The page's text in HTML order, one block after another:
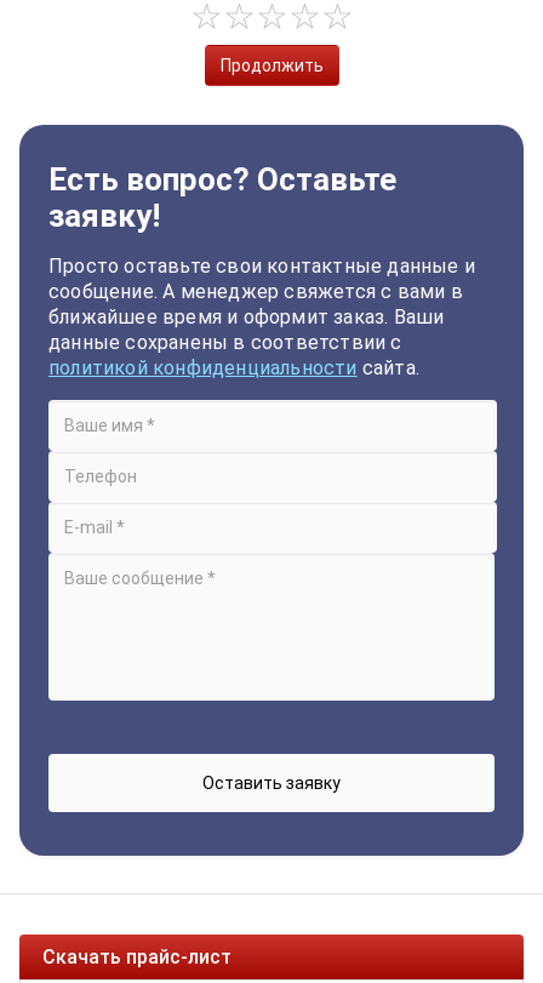
Продолжить
Есть вопрос? Оставьте
заявку!
Просто оставьте свои контактные данные и
сообщение. А менеджер свяжется с вами в
ближайшее время и оформит заказ. Ваши
данные сохранены в соответствии с
политикой конфиденциальности сайта.
Скачать прайс-лист